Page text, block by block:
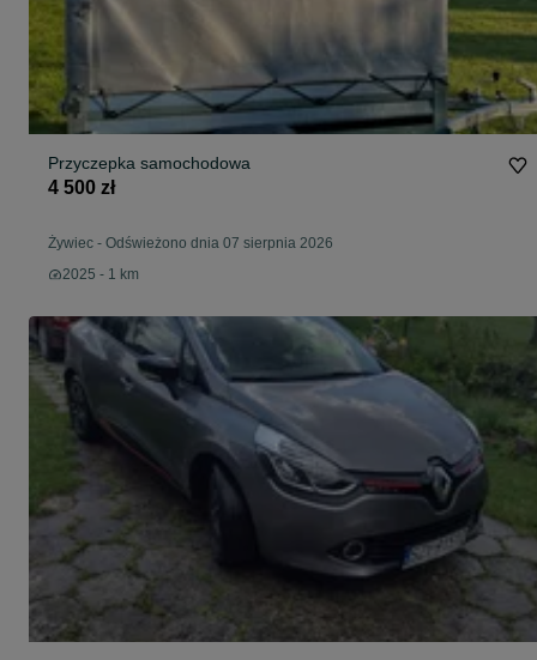
Przyczepka samochodowa
4 500 zł
Żywiec - Odświeżono dnia 07 sierpnia 2026
2025 - 1 km